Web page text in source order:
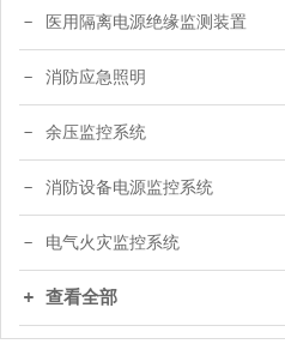
医用隔离电源绝缘监测装置
消防应急照明
余压监控系统
消防设备电源监控系统
电气火灾监控系统
查看全部